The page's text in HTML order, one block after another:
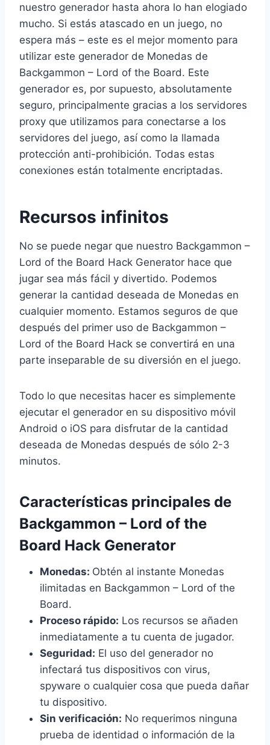
nuestro generador hasta ahora lo han elogiado
mucho. Si estás atascado en un juego, no
espera más – este es el mejor momento para
utilizar este generador de Monedas de
Backgammon – Lord of the Board. Este
generador es, por supuesto, absolutamente
seguro, principalmente gracias a los servidores
proxy que utilizamos para conectarse a los
servidores del juego, así como la llamada
protección anti-prohibición. Todas estas
conexiones están totalmente encriptadas.
Recursos infinitos
No se puede negar que nuestro Backgammon –
Lord of the Board Hack Generator hace que
jugar sea más fácil y divertido. Podemos
generar la cantidad deseada de Monedas en
cualquier momento. Estamos seguros de que
después del primer uso de Backgammon –
Lord of the Board Hack se convertirá en una
parte inseparable de su diversión en el juego.
Todo lo que necesitas hacer es simplemente
ejecutar el generador en su dispositivo móvil
Android o iOS para disfrutar de la cantidad
deseada de Monedas después de sólo 2-3
minutos.
Características principales de
Backgammon – Lord of the
Board Hack Generator
Monedas: Obtén al instante Monedas
ilimitadas en Backgammon – Lord of the
Board.
Proceso rápido: Los recursos se añaden
inmediatamente a tu cuenta de jugador.
Seguridad: El uso del generador no
infectará tus dispositivos con virus,
spyware o cualquier cosa que pueda dañar
tu dispositivo.
Sin verificación: No requerimos ninguna
prueba de identidad o información de la